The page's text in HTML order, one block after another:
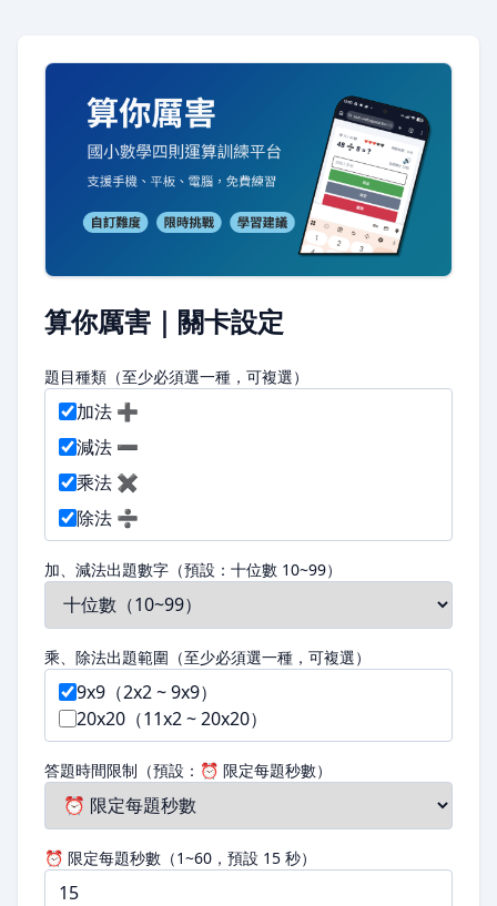
算你厲害｜關卡設定
題目種類（至少必須選一種，可複選）
加法 ➕
減法 ➖
乘法 ✖️
除法 ➗
加、減法出題數字（預設：十位數 10~99）
乘、除法出題範圍（至少必須選一種，可複選）
9x9（2x2 ~ 9x9）
20x20（11x2 ~ 20x20）
答題時間限制（預設：⏰ 限定每題秒數）
⏰ 限定每題秒數（1~60，預設 15 秒）